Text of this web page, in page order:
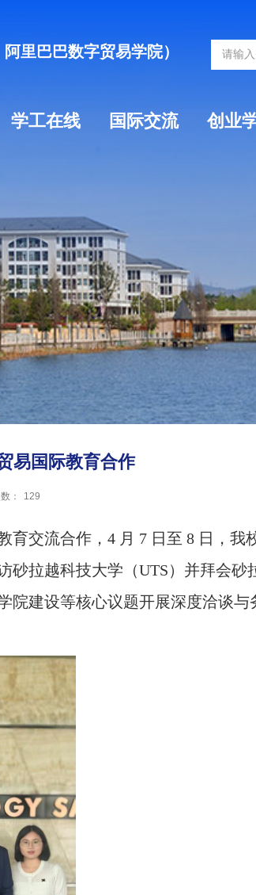
里巴巴数字贸易学院）
学工在线 国际交流 创业
易国际教育合作
： 129
育交流合作， 4 月 7 日至 8 日，我
拉越科技大学（UTS）并拜会砂
建设等核心议题开展深度洽谈与